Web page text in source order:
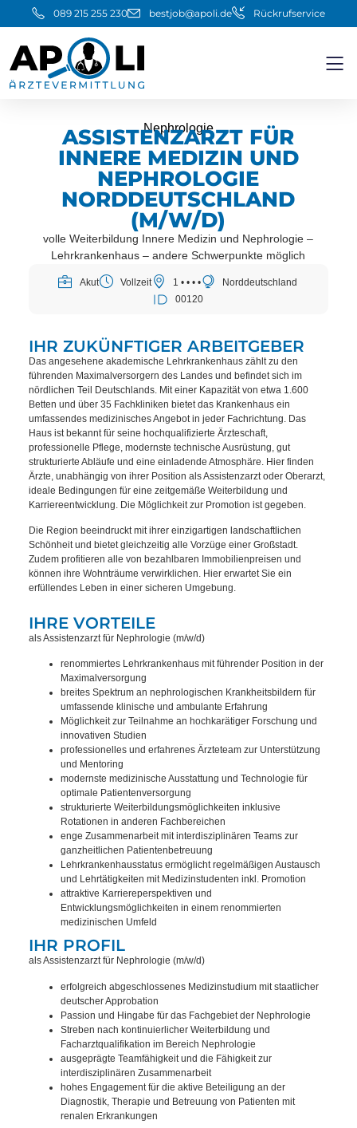
089 215 255 230 bestjob@apoli.de Rückrufservice
Nephrologie
ASSISTENZARZT FÜR
INNERE MEDIZIN UND
NEPHROLOGIE
NORDDEUTSCHLAND
(M/W/D)
volle Weiterbildung Innere Medizin und Nephrologie –
Lehrkrankenhaus – andere Schwerpunkte möglich
Akut Vollzeit 1 • • • •
Norddeutschland
00120
IHR ZUKÜNFTIGER ARBEITGEBER
Das angesehene akademische Lehrkrankenhaus zählt zu den
führenden Maximalversorgern des Landes und befindet sich im
nördlichen Teil Deutschlands. Mit einer Kapazität von etwa 1.600
Betten und über 35 Fachkliniken bietet das Krankenhaus ein
umfassendes medizinisches Angebot in jeder Fachrichtung. Das
Haus ist bekannt für seine hochqualifizierte Ärzteschaft,
professionelle Pflege, modernste technische Ausrüstung, gut
strukturierte Abläufe und eine einladende Atmosphäre. Hier finden
Ärzte, unabhängig von ihrer Position als Assistenzarzt oder Oberarzt,
ideale Bedingungen für eine zeitgemäße Weiterbildung und
Karriereentwicklung. Die Möglichkeit zur Promotion ist gegeben.
Die Region beeindruckt mit ihrer einzigartigen landschaftlichen
Schönheit und bietet gleichzeitig alle Vorzüge einer Großstadt.
Zudem profitieren alle von bezahlbaren Immobilienpreisen und
können ihre Wohnträume verwirklichen. Hier erwartet Sie ein
erfüllendes Leben in einer sicheren Umgebung.
IHRE VORTEILE
als Assistenzarzt für Nephrologie (m/w/d)
renommiertes Lehrkrankenhaus mit führender Position in der
Maximalversorgung
breites Spektrum an nephrologischen Krankheitsbildern für
umfassende klinische und ambulante Erfahrung
Möglichkeit zur Teilnahme an hochkarätiger Forschung und
innovativen Studien
professionelles und erfahrenes Ärzteteam zur Unterstützung
und Mentoring
modernste medizinische Ausstattung und Technologie für
optimale Patientenversorgung
strukturierte Weiterbildungsmöglichkeiten inklusive
Rotationen in anderen Fachbereichen
enge Zusammenarbeit mit interdisziplinären Teams zur
ganzheitlichen Patientenbetreuung
Lehrkrankenhausstatus ermöglicht regelmäßigen Austausch
und Lehrtätigkeiten mit Medizinstudenten inkl. Promotion
attraktive Karriereperspektiven und
Entwicklungsmöglichkeiten in einem renommierten
medizinischen Umfeld
IHR PROFIL
als Assistenzarzt für Nephrologie (m/w/d)
erfolgreich abgeschlossenes Medizinstudium mit staatlicher
deutscher Approbation
Passion und Hingabe für das Fachgebiet der Nephrologie
Streben nach kontinuierlicher Weiterbildung und
Facharztqualifikation im Bereich Nephrologie
ausgeprägte Teamfähigkeit und die Fähigkeit zur
interdisziplinären Zusammenarbeit
hohes Engagement für die aktive Beteiligung an der
Diagnostik, Therapie und Betreuung von Patienten mit
renalen Erkrankungen